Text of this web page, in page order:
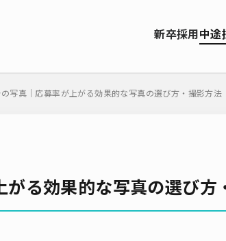
新卒採用中途
写真｜応募率が上がる効果的な写真の選び方・撮影方法
る効果的な写真の選び方
お問い合わ